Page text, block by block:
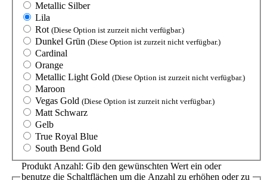
Metallic Silber
Lila
Rot (Diese Option ist zurzeit nicht verfügbar.)
Dunkel Grün (Diese Option ist zurzeit nicht verfügbar.)
Cardinal
Orange
Metallic Light Gold (Diese Option ist zurzeit nicht verfügbar.)
Maroon
Vegas Gold (Diese Option ist zurzeit nicht verfügbar.)
Matt Schwarz
Gelb
True Royal Blue
South Bend Gold
Produkt Anzahl: Gib den gewünschten Wert ein oder
benutze die Schaltflächen um die Anzahl zu erhöhen oder zu